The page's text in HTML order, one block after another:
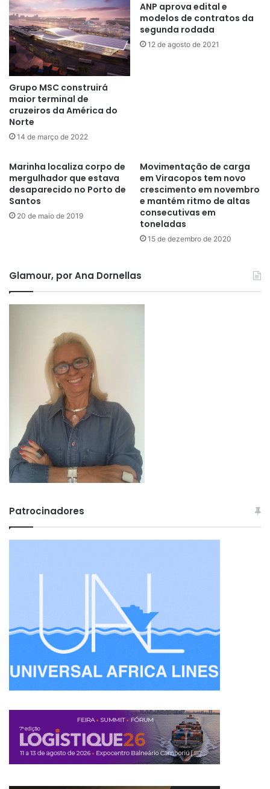
Grupo MSC construirá
maior terminal de
cruzeiros da América do
Norte
14 de março de 2022
ANP aprova edital e
modelos de contratos da
segunda rodada
12 de agosto de 2021
Marinha localiza corpo de
mergulhador que estava
desaparecido no Porto de
Santos
20 de maio de 2019
Movimentação de carga
em Viracopos tem novo
crescimento em novembro
e mantém ritmo de altas
consecutivas em
toneladas
15 de dezembro de 2020
Glamour, por Ana Dornellas
Patrocinadores